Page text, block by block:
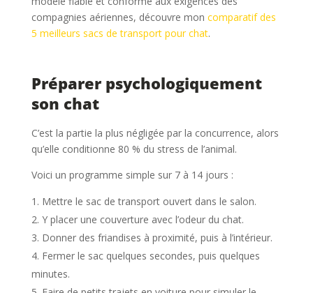
compagnies aériennes, découvre mon comparatif des
5 meilleurs sacs de transport pour chat.
Préparer psychologiquement
son chat
C’est la partie la plus négligée par la concurrence, alors
qu’elle conditionne 80 % du stress de l’animal.
Voici un programme simple sur 7 à 14 jours :
Mettre le sac de transport ouvert dans le salon.
Y placer une couverture avec l’odeur du chat.
Donner des friandises à proximité, puis à l’intérieur.
Fermer le sac quelques secondes, puis quelques
minutes.